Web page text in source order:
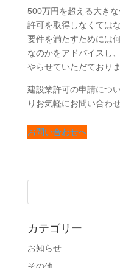
500万円を超える大き
許可を取得しなくては
要件を満たすためには
なのかをアドバイスし
やらせていただておりま
建設業許可の申請につ
りお気軽にお問い合わ
お問い合わせへ
カテゴリー
お知らせ
その他